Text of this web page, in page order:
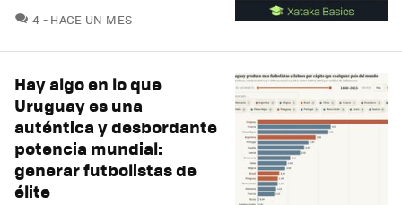
4 COMENTARIOS
HACE UN MES
Hay algo en lo que
Uruguay es una
auténtica y desbordante
potencia mundial:
generar futbolistas de
élite